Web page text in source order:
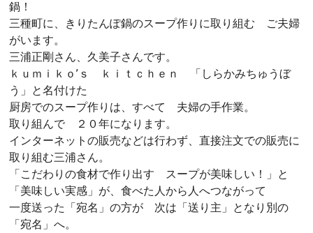
b
o
k
n
a
et
es
鍋！
三種町に、きりたんぽ鍋のスープ作りに取り組む ご夫婦
がいます。
三浦正剛さん、久美子さんです。
ｋｕｍｉｋｏ’ｓ ｋｉｔｃｈｅｎ 「しらかみちゅうぼ
う」と名付けた
厨房でのスープ作りは、すべて 夫婦の手作業。
取り組んで ２０年になります。
インターネットの販売などは行わず、直接注文での販売に
取り組む三浦さん。
「こだわりの食材で作り出す スープが美味しい！」と
「美味しい実感」が、食べた人から人へつながって
一度送った「宛名」の方が 次は「送り主」となり別の
「宛名」へ。